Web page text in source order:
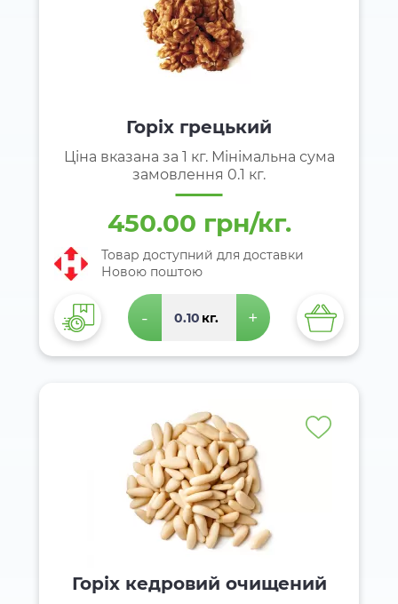
Горіх грецький
Ціна вказана за 1 кг. Мінімальна сума
замовлення 0.1 кг.
450.00 грн/кг.
Товар доступний для доставки
Новою поштою
- кг. +
Горіх кедровий очищений